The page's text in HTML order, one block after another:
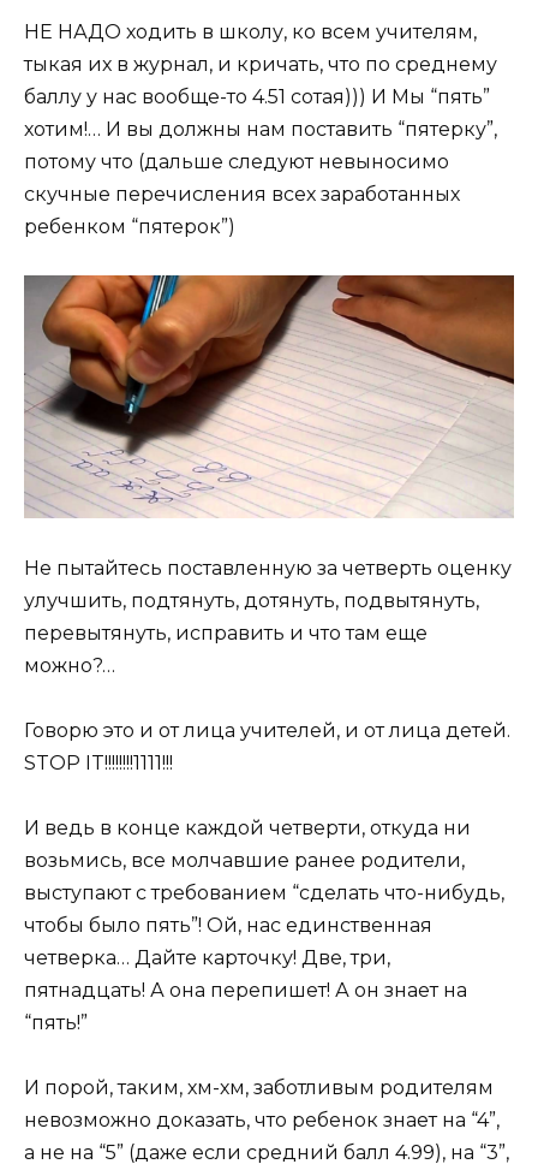
НЕ НАДО ходить в школу, ко всем учителям,
тыкая их в журнал, и кричать, что по среднему
баллу у нас вообще-то 4.51 сотая))) И Мы “пять”
хотим!… И вы должны нам поставить “пятерку”,
потому что (дальше следуют невыносимо
скучные перечисления всех заработанных
ребенком “пятерок”)
Не пытайтесь поставленную за четверть оценку
улучшить, подтянуть, дотянуть, подвытянуть,
перевытянуть, исправить и что там еще
можно?…
Говорю это и от лица учителей, и от лица детей.
STOP IT!!!!!!!!1111!!!
И ведь в конце каждой четверти, откуда ни
возьмись, все молчавшие ранее родители,
выступают с требованием “сделать что-нибудь,
чтобы было пять”! Ой, нас единственная
четверка… Дайте карточку! Две, три,
пятнадцать! А она перепишет! А он знает на
“пять!”
И порой, таким, хм-хм, заботливым родителям
невозможно доказать, что ребенок знает на “4”,
а не на “5” (даже если средний балл 4.99), на “3”,